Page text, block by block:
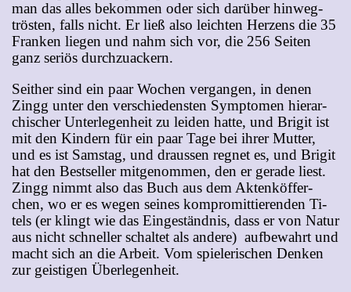
man das al­les be­kom­men oder sich dar­über hin­weg­
trös­ten, falls nicht. Er ließ al­so leich­ten Her­zens die 35
Fran­ken lie­gen und nahm sich vor, die 256 Sei­ten
ganz se­ri­ös durchzuackern.
Seit­her sind ein paar Wo­chen ver­gan­gen, in de­nen
Zingg un­ter den ver­schie­dens­ten Sym­pto­men hier­ar­
chi­scher Un­ter­le­gen­heit zu lei­den hat­te, und Bri­git ist
mit den Kin­dern für ein paar Ta­ge bei ih­rer Mut­ter,
und es ist Sams­tag, und draus­sen reg­net es, und Bri­git
hat den Best­sel­ler mit­ge­nom­men, den er ge­ra­de liest.
Zingg nimmt al­so das Buch aus dem Ak­ten­köf­fer­
chen, wo er es we­gen sei­nes kom­pro­mit­tie­ren­den Ti­
tels (er klingt wie das Ein­ge­ständ­nis, dass er von Na­tur
aus nicht schnel­ler schal­tet als an­de­re) auf­be­wahrt und
macht sich an die Ar­beit. Vom spie­le­ri­schen Den­ken
zur geis­ti­gen Überlegenheit.